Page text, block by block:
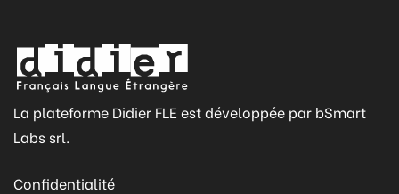
La plateforme Didier FLE est développée par bSmart
Labs srl.
Confidentialité